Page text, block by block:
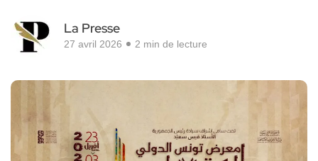
La Presse
27 avril 2026 2 min de lecture